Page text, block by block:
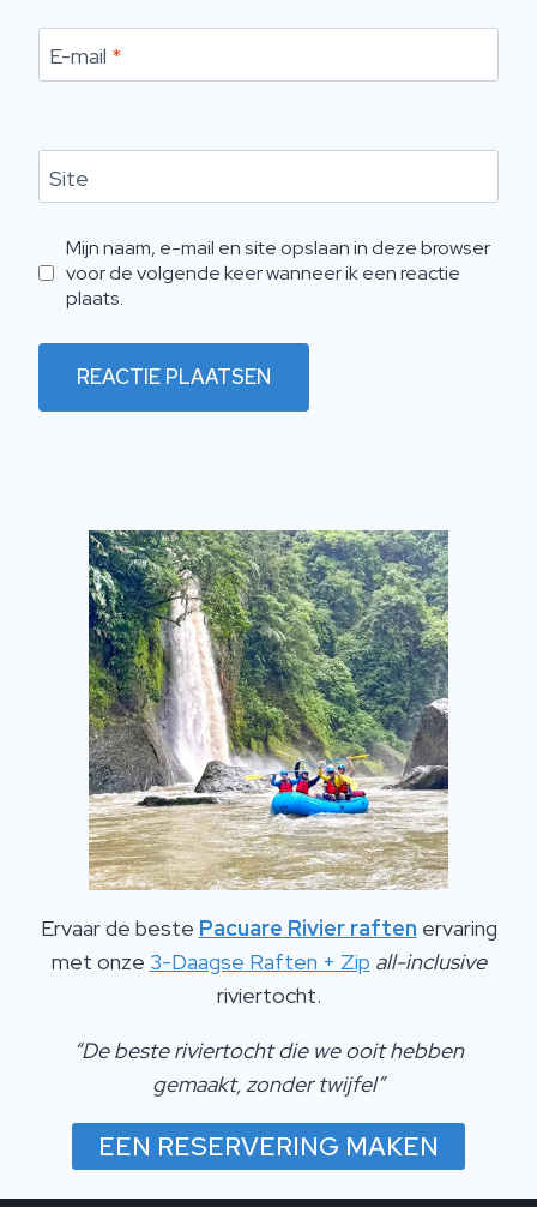
E-mail *
Site
Mijn naam, e-mail en site opslaan in deze browser
voor de volgende keer wanneer ik een reactie
plaats.
Ervaar de beste Pacuare Rivier raften ervaring
met onze 3-Daagse Raften + Zip all-inclusive
riviertocht.
“De beste riviertocht die we ooit hebben
gemaakt, zonder twijfel”
EEN RESERVERING MAKEN